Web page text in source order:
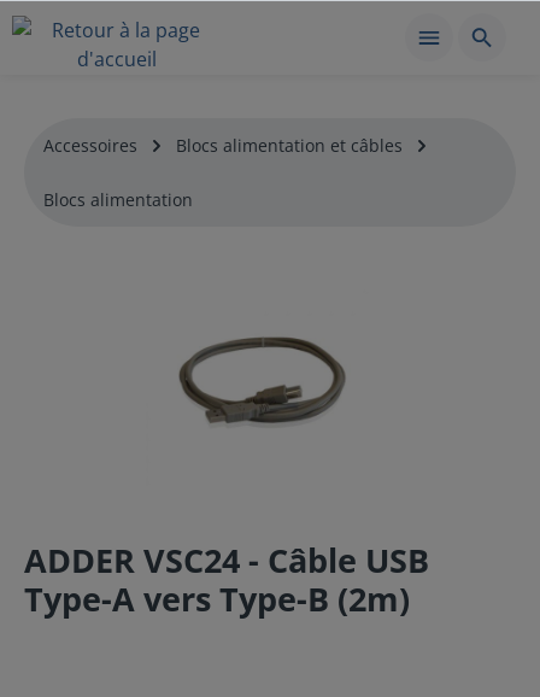
Accessoires Blocs alimentation et câbles
Blocs alimentation
ADDER VSC24 - Câble USB
Type-A vers Type-B (2m)